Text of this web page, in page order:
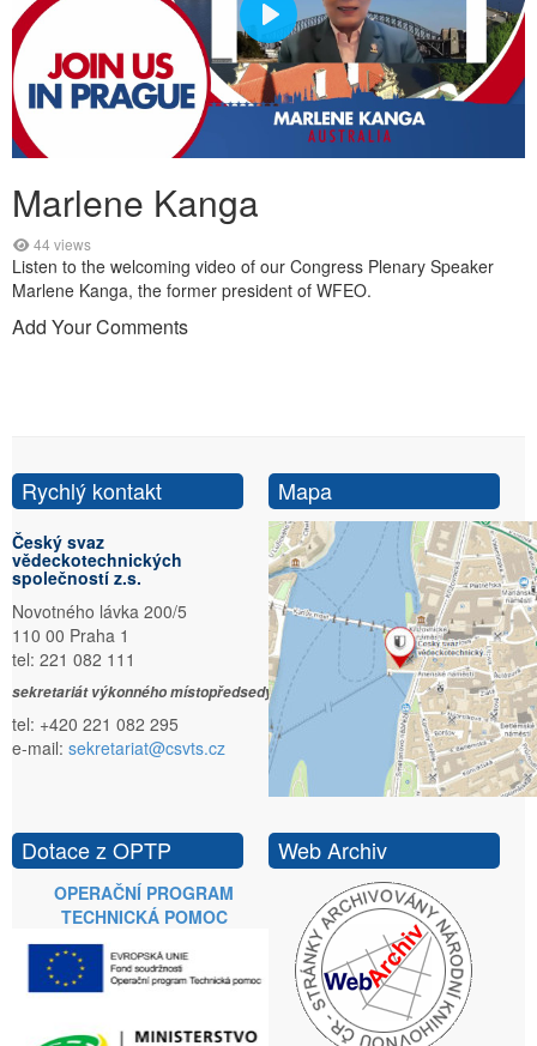
Marlene Kanga
44 views
Listen to the welcoming video of our Congress Plenary Speaker
Marlene Kanga, the former president of WFEO.
Add Your Comments
Rychlý kontakt
Český svaz
vědeckotechnických
společností z.s.
Novotného lávka 200/5
110 00 Praha 1
tel: 221 082 111
sekretariát výkonného místopředsedy:
tel: +420 221 082 295
e-mail: sekretariat@csvts.cz
Mapa
Dotace z OPTP
OPERAČNÍ PROGRAM
TECHNICKÁ POMOC
Web Archiv